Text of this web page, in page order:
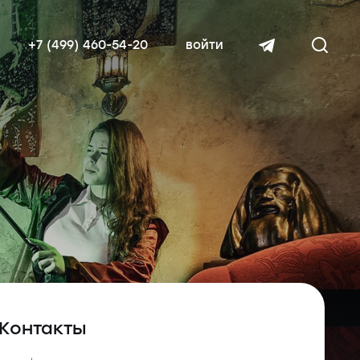
читать далее
+7 (499) 460-54-20 войти
Контакты